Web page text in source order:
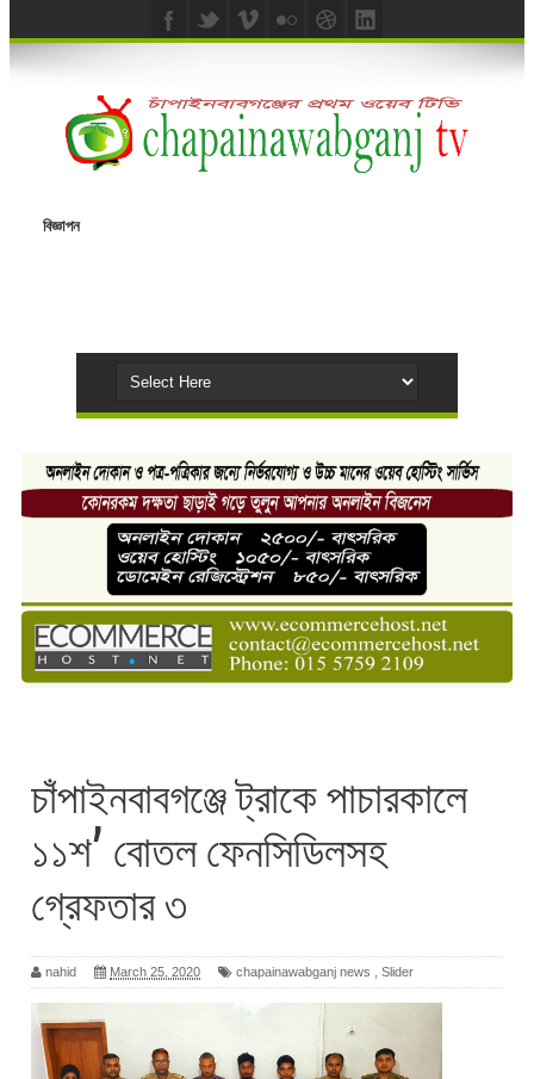
বিজ্ঞাপন
চাঁপাইনবাবগঞ্জে ট্রাকে পাচারকালে
১১শ’ বোতল ফেনসিডিলসহ
গ্রেফতার ৩
nahid March 25, 2020 chapainawabganj news Slider